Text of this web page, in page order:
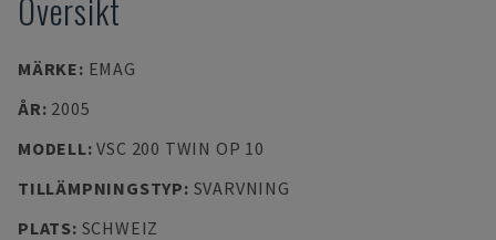
Översikt
MÄRKE: EMAG
ÅR: 2005
MODELL:VSC 200 TWIN OP 10
TILLÄMPNINGSTYP: SVARVNING
PLATS: SCHWEIZ